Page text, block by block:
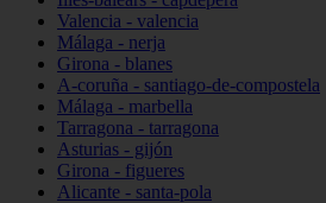
Valencia - valencia
Málaga - nerja
Girona - blanes
A-coruña - santiago-de-compostela
Málaga - marbella
Tarragona - tarragona
Asturias - gijón
Girona - figueres
Alicante - santa-pola